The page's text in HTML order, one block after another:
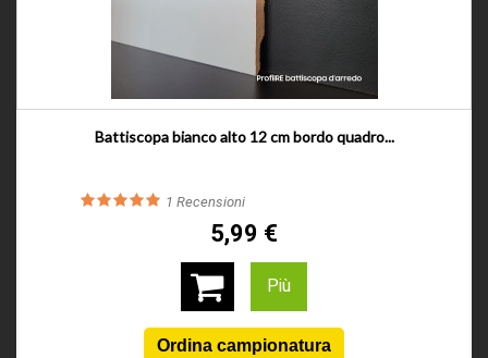
Battiscopa bianco alto 12 cm bordo quadro...
1 Recensioni
5,99 €
Più